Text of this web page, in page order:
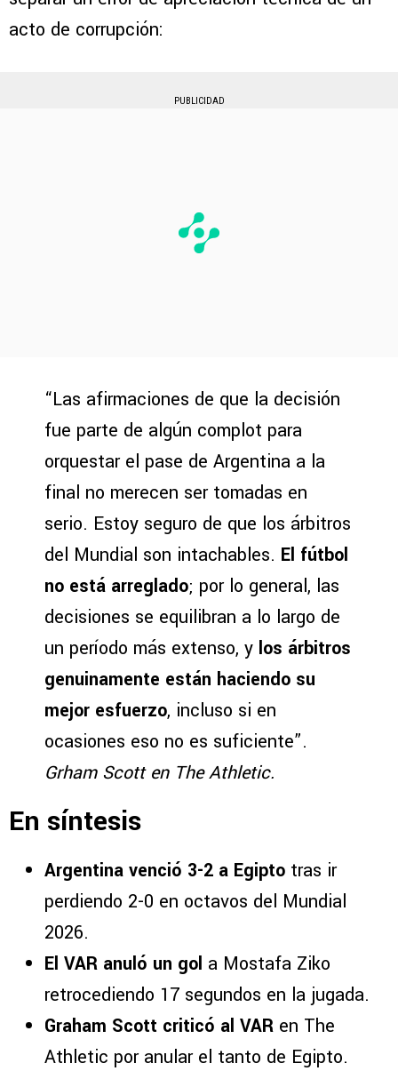
acto de corrupción:
PUBLICIDAD
“Las afirmaciones de que la decisión
fue parte de algún complot para
orquestar el pase de Argentina a la
final no merecen ser tomadas en
serio. Estoy seguro de que los árbitros
del Mundial son intachables. El fútbol
no está arreglado; por lo general, las
decisiones se equilibran a lo largo de
un período más extenso, y los árbitros
genuinamente están haciendo su
mejor esfuerzo, incluso si en
ocasiones eso no es suficiente”.
Grham Scott en The Athletic.
En síntesis
Argentina venció 3-2 a Egipto tras ir
perdiendo 2-0 en octavos del Mundial
2026.
El VAR anuló un gol a Mostafa Ziko
retrocediendo 17 segundos en la jugada.
Graham Scott criticó al VAR en The
Athletic por anular el tanto de Egipto.